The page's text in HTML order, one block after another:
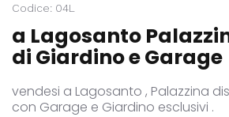
Codice: 04L
a Lagosanto
di Giardino e Garage
vendesi a Lagosanto , Palazzina
con Garage e Giardino esclusivi .